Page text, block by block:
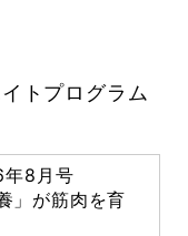
トプログラム
8月号
」が筋肉を育